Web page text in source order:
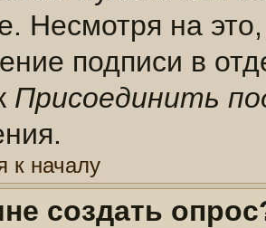
Несмотря на
подписи в
Присоединить
к началу
создать